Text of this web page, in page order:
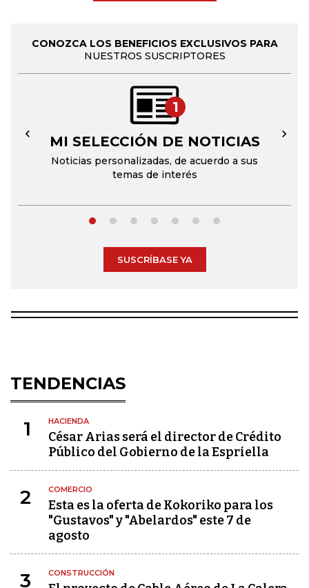
CONOZCA LOS BENEFICIOS EXCLUSIVOS PARA
NUESTROS SUSCRIPTORES
1
MI SELECCIÓN DE NOTICIAS
Noticias personalizadas, de acuerdo a sus
temas de interés
← →
SUSCRÍBASE YA
TENDENCIAS
1 HACIENDA
César Arias será el director de Crédito
Público del Gobierno de la Espriella
2 COMERCIO
Esta es la oferta de Kokoriko para los
"Gustavos" y "Abelardos" este 7 de
agosto
3 CONSTRUCCIÓN